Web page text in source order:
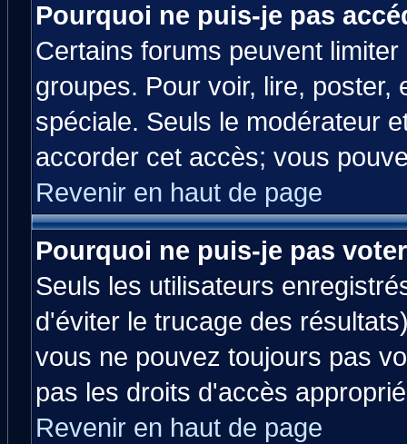
Pourquoi ne puis-je pas
Certains forums peuvent
groupes. Pour voir, lire,
spéciale. Seuls le modérateur
accorder cet accès; vous
Revenir en haut de page
Pourquoi ne puis-je pas
Seuls les utilisateurs
d'éviter le trucage des
vous ne pouvez toujours pas
pas les droits d'accès
Revenir en haut de page